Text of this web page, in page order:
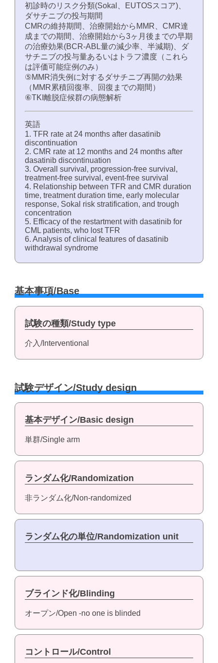
初診時のリスク分類(Sokal、EUTOSスコア)、
ダサチニブの投与期間
CMRの維持期間、治療開始からMMR、CMR達
成までの期間、治療開始から3ヶ月後までの早期
の治療効果(BCR-ABL量の減少率、半減期)、ダ
サチニブの投与量あるいはトラフ濃度（これら
は評価可能症例のみ）
⑤MMR消失例に対するダサチニブ再開の効果
（MMR累積回復率、回復までの期間）
⑥TKI離脱症候群の病態解析
英語
1. TFR rate at 24 months after dasatinib
discontinuation
2. CMR rate at 12 months and 24 months after
dasatinib discontinuation
3. Overall survival, progression-free survival,
treatment-free survival, event-free survival
4. Relationship between TFR and CMR duration
time, treatment duration time, early molecular
response, Sokal risk stratification, and trough
concentration
5. Efficacy of the restartment with dasatinib for
CML patients, who lost TFR
6. Analysis of clinical features of dasatinib
withdrawal syndrome
基本事項/Base
試験の種類/Study type
介入/Interventional
試験デザイン/Study design
基本デザイン/Basic design
単群/Single arm
ランダム化/Randomization
非ランダム化/Non-randomized
ランダム化の単位/Randomization unit
ブラインド化/Blinding
オープン/Open -no one is blinded
コントロール/Control